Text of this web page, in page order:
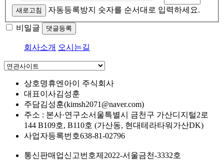
새로고침 자동등록방지 숫자를 순서대로 입력하세요.
비밀글 댓글등록
회사소개 오시는길
상호명휴엔아이 주식회사
대표이사김성훈
주담김성훈(kimsh2071@naver.com)
주소 : 본사·연구소서울특별시 금천구 가산디지털2로
144 B109호, B110호 (가산동, 현대테라타워가산DK)
사업자등록번호638-81-02796
통신판매업신고번호제2022-서울금천-3332호